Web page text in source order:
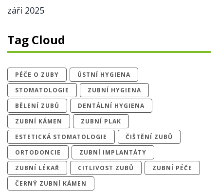
září 2025
Tag Cloud
PÉČE O ZUBY
ÚSTNÍ HYGIENA
STOMATOLOGIE
ZUBNÍ HYGIENA
BĚLENÍ ZUBŮ
DENTÁLNÍ HYGIENA
ZUBNÍ KÁMEN
ZUBNÍ PLAK
ESTETICKÁ STOMATOLOGIE
ČIŠTĚNÍ ZUBŮ
ORTODONCIE
ZUBNÍ IMPLANTÁTY
ZUBNÍ LÉKAŘ
CITLIVOST ZUBŮ
ZUBNÍ PÉČE
ČERNÝ ZUBNÍ KÁMEN